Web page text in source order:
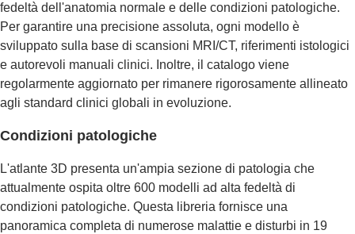
fedeltà dell'anatomia normale e delle condizioni patologiche.
Per garantire una precisione assoluta, ogni modello è
sviluppato sulla base di scansioni MRI/CT, riferimenti istologici
e autorevoli manuali clinici. Inoltre, il catalogo viene
regolarmente aggiornato per rimanere rigorosamente allineato
agli standard clinici globali in evoluzione.
Condizioni patologiche
L'atlante 3D presenta un'ampia sezione di patologia che
attualmente ospita oltre 600 modelli ad alta fedeltà di
condizioni patologiche. Questa libreria fornisce una
panoramica completa di numerose malattie e disturbi in 19